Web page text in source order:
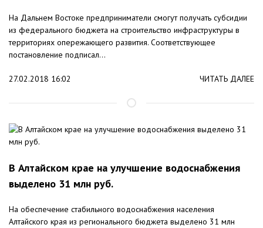
На Дальнем Востоке предприниматели смогут получать субсидии
из федерального бюджета на строительство инфраструктуры в
территориях опережающего развития. Соответствующее
постановление подписал...
27.02.2018 16:02 ЧИТАТЬ ДАЛЕЕ
В Алтайском крае на улучшение водоснабжения
выделено 31 млн руб.
На обеспечение стабильного водоснабжения населения
Алтайского края из регионального бюджета выделено 31 млн